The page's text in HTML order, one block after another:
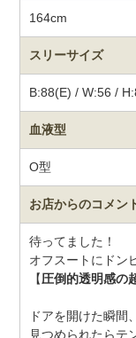
164cm
スリーサイズ
B:88(E) / W:56 /
血液型
O型
お店からのコメン
待ってました！
オフスートにドン
【圧倒的透明感の
ドアを開けた瞬間
見つめられたらテ